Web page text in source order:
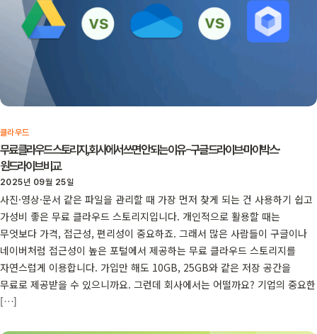
클라우드
무료 클라우드 스토리지, 회사에서 쓰면 안 되는 이유 – 구글 드라이브·마이박스·
원드라이브 비교
2025년 09월 25일
사진·영상·문서 같은 파일을 관리할 때 가장 먼저 찾게 되는 건 사용하기 쉽고
가성비 좋은 무료 클라우드 스토리지입니다. 개인적으로 활용할 때는
무엇보다 가격, 접근성, 편리성이 중요하죠. 그래서 많은 사람들이 구글이나
네이버처럼 접근성이 높은 포털에서 제공하는 무료 클라우드 스토리지를
자연스럽게 이용합니다. 가입만 해도 10GB, 25GB와 같은 저장 공간을
무료로 제공받을 수 있으니까요. 그런데 회사에서는 어떨까요? 기업의 중요한
[…]